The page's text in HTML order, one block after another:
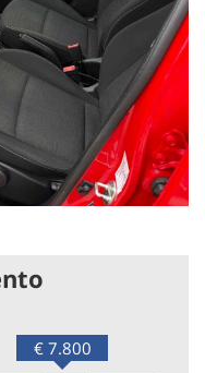
€ 7.800